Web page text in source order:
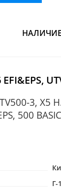
НАЛИЧИЕ
3, X5
500
Г-